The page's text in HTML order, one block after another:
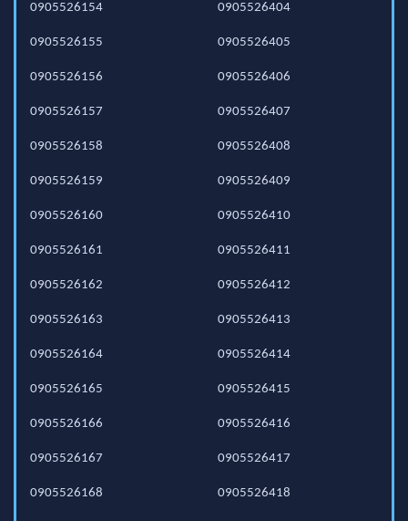
0905526154
0905526155
0905526156
0905526157
0905526158
0905526159
0905526160
0905526161
0905526162
0905526163
0905526164
0905526165
0905526166
0905526167
0905526168
0905526404
0905526405
0905526406
0905526407
0905526408
0905526409
0905526410
0905526411
0905526412
0905526413
0905526414
0905526415
0905526416
0905526417
0905526418